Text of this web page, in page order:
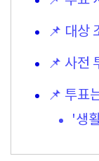
📌 대상
📌 사전
📌 투표
'생